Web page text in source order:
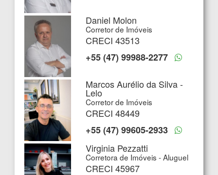
Daniel Molon
Corretor de Imóveis
CRECI 43513
+55 (47) 99988-2277
Marcos Aurélio da Silva -
Lelo
Corretor de Imóveis
CRECI 48449
+55 (47) 99605-2933
Virginia Pezzatti
Corretora de Imóveis - Aluguel
CRECI 45967